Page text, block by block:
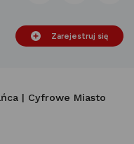
Zarejestruj się
| Cyfrowe Miasto